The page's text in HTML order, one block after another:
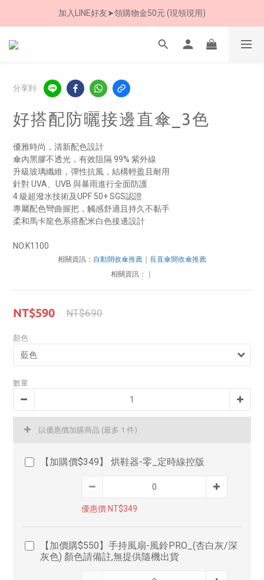
加入LINE好友➤領購物金50元 (現領現用)
7/30-8/24 全館買就送 雨傘收納袋(乙個)
分享到
好搭配防曬接邊直傘_3色
優雅時尚，清新配色設計
傘內黑膠不透光，有效阻隔 99% 紫外線
升級玻璃纖維，彈性抗風，結構輕盈且耐用
針對 UVA、UVB 與暴雨進行全面防護
4 級超潑水技術及UPF 50+ SGS認證
專屬配色彎曲握把，觸感舒適且持久不黏手
柔和馬卡龍色系搭配米白色接邊設計
NO.K1100
相關資訊： 自動開收傘推薦
長直傘開收傘推薦
相關資訊：
NT$590 NT$690
顏色
數量
以優惠價加購商品 (最多 1 件)
【加購價$349】 烘鞋器-零_定時線控版
優惠價 NT$349
【加價購$550】手持風扇-風鈴PRO_(杏白灰/深
灰色) 顏色請備註,無提供隨機出貨